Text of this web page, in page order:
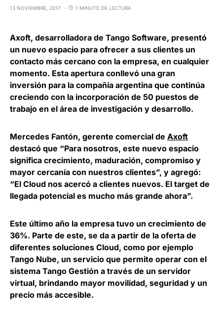
13 NOVIEMBRE, 2017 1 MINUTO DE LECTURA
Axoft, desarrolladora de Tango Software, presentó
un nuevo espacio para ofrecer a sus clientes un
contacto más cercano con la empresa, en cualquier
momento. Esta apertura conllevó una gran
inversión para la compañía argentina que continúa
creciendo con la incorporación de 50 puestos de
trabajo en el área de investigación y desarrollo.
Mercedes Fantón, gerente comercial de Axoft
destacó que “Para nosotros, este nuevo espacio
significa crecimiento, maduración, compromiso y
mayor cercanía con nuestros clientes”, y agregó:
“El Cloud nos acercó a clientes nuevos. El target de
llegada potencial es mucho más grande ahora”.
Este último año la empresa tuvo un crecimiento de
36%. Parte de este, se da a partir de la oferta de
diferentes soluciones Cloud, como por ejemplo
Tango Nube, un servicio que permite operar con el
sistema Tango Gestión a través de un servidor
virtual, brindando mayor movilidad, seguridad y un
precio más accesible.